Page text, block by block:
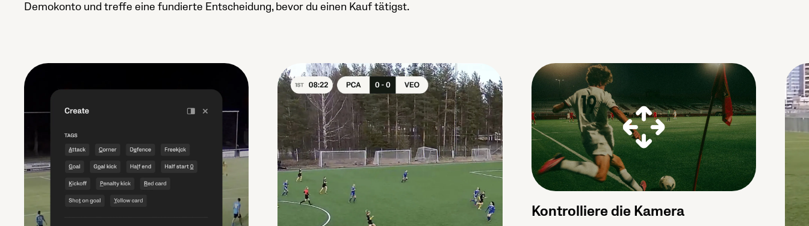
Demokonto und treffe eine fundierte Entscheidung, bevor du einen Kauf tätigst.
Kontrolliere die Kamera